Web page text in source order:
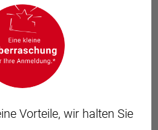
HAT IHNEN
Sie ihn doch mit
Vorteile, wir halten Sie